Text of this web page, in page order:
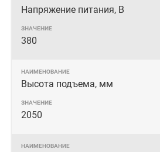
Напряжение питания, В
380
Высота подъема, мм
2050